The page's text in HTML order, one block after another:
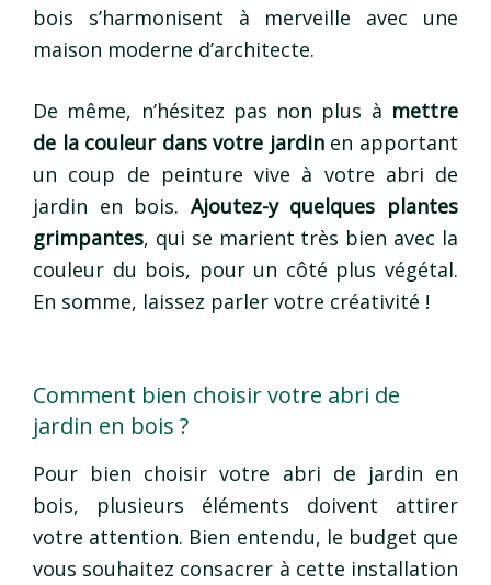
bois s’harmonisent à merveille avec une
maison moderne d’architecte.
De même, n’hésitez pas non plus à mettre
de la couleur dans votre jardinen apportant
un coup de peinture vive à votre abri de
jardin en bois. Ajoutez-y quelques plantes
grimpantes, qui se marient très bien avec la
couleur du bois, pour un côté plus végétal.
En somme, laissez parler votre créativité !
Comment bien choisir votre abri de
jardin en bois ?
Pour bien choisir votre abri de jardin en
bois, plusieurs éléments doivent attirer
votre attention. Bien entendu, le budget que
vous souhaitez consacrer à cette installation